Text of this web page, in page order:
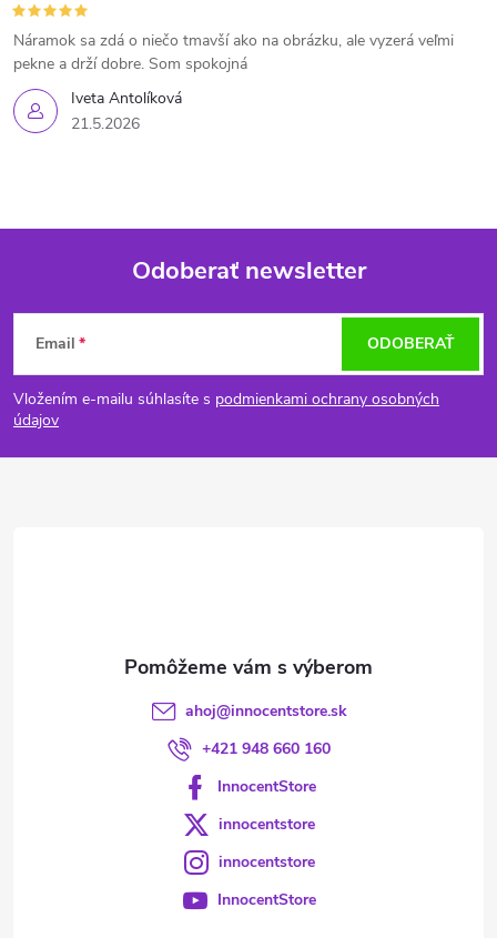
Iveta Antolíková
21.5.2026
Náramok sa zdá o niečo tmavší ako na obrázku, ale vyzerá veľmi
pekne a drží dobre. Som spokojná
Z
á
p
Odoberať newsletter
Email
Vložením e-mailu súhlasíte s podmienkami ochrany osobných
údajov
ODOBERAŤ
ahoj@innocentstore.sk
+421 948 660 160
InnocentStore
innocentstore
innocentstore
InnocentStore